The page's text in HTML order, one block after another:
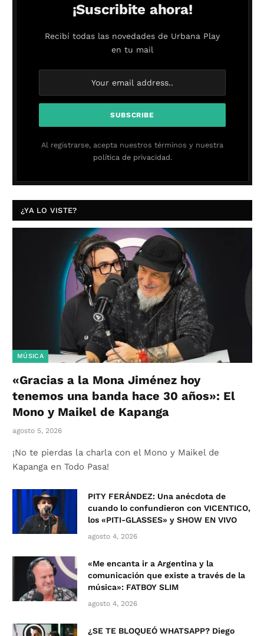
¡Suscribite ahora!
Recibí todas las novedades de Urbana Play
en tu mail
Al registrarse, acepta nuestros términos y nuestra
política de privacidad.
¿YA LO VISTE?
MÚSICA
«Gracias a la Mona Jiménez hoy
tenemos una banda hace 30 años»: El
Mono y Maikel de Kapanga
agosto 5, 2026
¡No te pierdas la charla con el Mono y Maikel de
Kapanga en Todo Pasa!
PITY FERÁNDEZ: Una anécdota de
cuando lo confundieron con VICENTICO,
los «PITI-GLASSES» y SHOW EN VIVO
agosto 4, 2026
«Me encanta ir a Argentina y la
comunicación que existe a través de la
música»: FATBOY SLIM
agosto 4, 2026
¿SE TE BLOQUEÓ WHATSAPP? Diego